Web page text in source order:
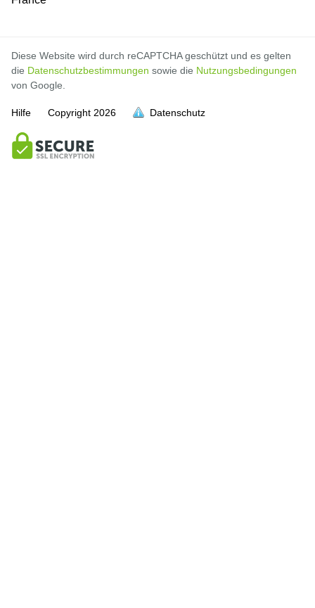
Diese Website wird durch reCAPTCHA geschützt und es gelten
die Datenschutzbestimmungen sowie die Nutzungsbedingungen
von Google.
Hilfe Copyright 2026 Datenschutz